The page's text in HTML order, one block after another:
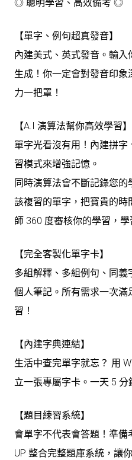
◎ 聰明學習、高效備考 ◎
【單字、例句超真發音】
內建美式、英式發音。輸入
生成！你一定會對發音印
力一把罩！
【A.I 演算法幫你高效學習】
單字光看沒有用！內建拼
習模式來增強記憶。
同時演算法會不斷記錄您
該複習的單字，把寶貴的
師 360 度審核你的學習，學
【完全客製化單字卡】
多組解釋、多組例句、同義
個人筆記。所有需求一次
習！
【內建字典連結】
生活中查完單字就忘？ 用
立一張專屬字卡。一天 5 分
【題目練習系統】
會單字不代表會答題！準備
UP 整合完整題庫系統，讓